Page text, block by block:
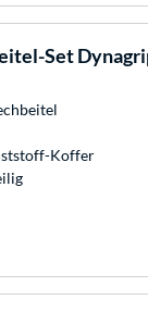
Set
Koffer